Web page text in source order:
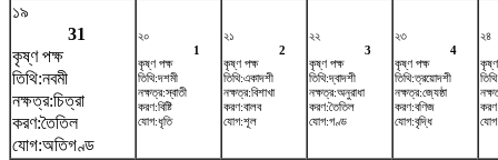
১৯
31
কৃষ্ণ পক্ষ
তিথি:নবমী
নক্ষত্র:চিত্রা
করণ:তৈতিল
যোগ:অতিগণ্ড
২০
1
কৃষ্ণ পক্ষ
তিথি:দশমী
নক্ষত্র:স্বাতী
করণ:বিষ্টি
যোগ:ধৃতি
২১
2
কৃষ্ণ পক্ষ
তিথি:একাদশী
নক্ষত্র:বিশাখা
করণ:বালব
যোগ:শূল
২২
3
কৃষ্ণ পক্ষ
তিথি:দ্বাদশী
নক্ষত্র:অনুরাধা
করণ:তৈতিল
যোগ:গণ্ড
২৩
4
কৃষ্ণ পক্ষ
তিথি:ত্রয়োদশী
নক্ষত্র:জ্যেষ্ঠা
করণ:বণিজ
যোগ:বৃদ্ধি
২৪